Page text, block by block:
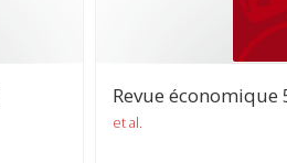
Revue économique
et al.